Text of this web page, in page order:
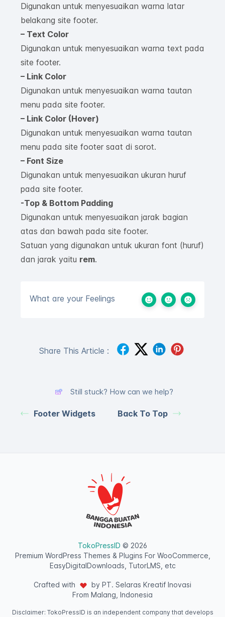
Digunakan untuk menyesuaikan warna latar
belakang site footer.
– Text Color
Digunakan untuk menyesuaikan warna text pada
site footer.
– Link Color
Digunakan untuk menyesuaikan warna tautan
menu pada site footer.
– Link Color (Hover)
Digunakan untuk menyesuaikan warna tautan
menu pada site footer saat di sorot.
– Font Size
Digunakan untuk menyesuaikan ukuran huruf
pada site footer.
-Top & Bottom Padding
Digunakan untuk menyesuaikan jarak bagian
atas dan bawah pada site footer.
Satuan yang digunakan untuk ukuran font (huruf)
dan jarak yaitu rem.
What are your Feelings
Share This Article :
Still stuck? How can we help?
Footer Widgets Back To Top
TokoPressID © 2026
Premium WordPress Themes & Plugins For WooCommerce,
EasyDigitalDownloads, TutorLMS, etc
Crafted with
by PT. Selaras Kreatif Inovasi
From Malang, Indonesia
Disclaimer: TokoPressID is an independent company that develops